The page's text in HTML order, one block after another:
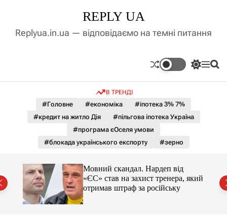
д
REPLY UA
Replyua.in.ua — відповідаємо на темні питання
П
м
к
к
ь
о
р
М П
В ТРЕНДІ
#Головне #економіка
#іпотека 3% 7%
#кредит на житло Дія
#пільгова іпотека Україна
#програма єОселя умови
#блокада українського експорту
#зерно
Мовний скандал. Нардеп від
«ЄС» став на захист тренера, який
отримав штраф за російську